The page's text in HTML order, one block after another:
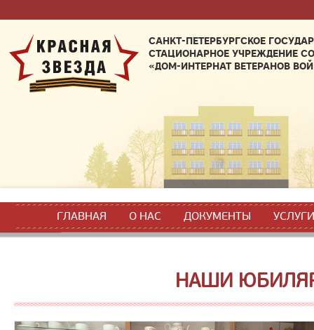
САНКТ-ПЕТЕРБУРГСКОЕ
СТАЦИОНАРНОЕ УЧРЕЖДЕНИЕ
«ДОМ-ИНТЕРНАТ ВЕТЕРАНОВ
ГЛАВНАЯ О НАС ДОКУМЕНТЫ УСЛУГИ
НАШИ